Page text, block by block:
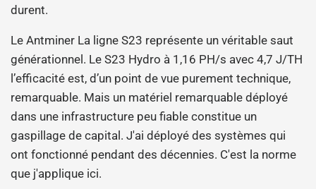
durent.
Le Antminer La ligne S23 représente un véritable saut
générationnel. Le S23 Hydro à 1,16 PH/s avec 4,7 J/TH
l’efficacité est, d’un point de vue purement technique,
remarquable. Mais un matériel remarquable déployé
dans une infrastructure peu fiable constitue un
gaspillage de capital. J'ai déployé des systèmes qui
ont fonctionné pendant des décennies. C'est la norme
que j'applique ici.